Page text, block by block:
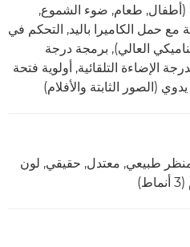
لقطة مقربة, رياضة, وضع SCN (أطفال, طعام, ضوء الشموع,
حمل الكاميرا باليد, التحكم في
العالي), برمجة درجة
الإضاءة التلقائية, أولوية فتحة
(الصور الثابتة والأفلام)
طبيعي, معتدل, حقيقي, لون